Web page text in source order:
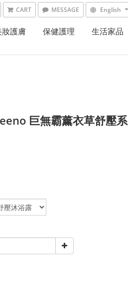
CART MESSAGE English
妝護膚 保健護理 生活家品
巨無霸薰衣草舒壓系